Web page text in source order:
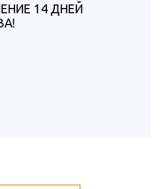
14 ДНЕЙ